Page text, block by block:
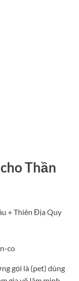
Thần
+ Thiên Địa Quy
gọi là (pet) dùng